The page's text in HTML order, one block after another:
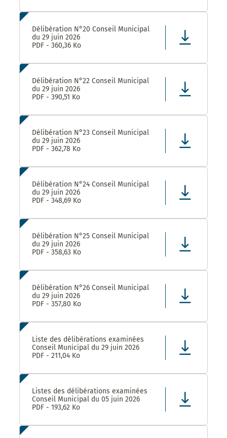
Délibération N°20 Conseil Municipal
du 29 juin 2026
PDF - 360,36 Ko
Délibération N°22 Conseil Municipal
du 29 juin 2026
PDF - 390,51 Ko
Délibération N°23 Conseil Municipal
du 29 juin 2026
PDF - 362,78 Ko
Délibération N°24 Conseil Municipal
du 29 juin 2026
PDF - 348,69 Ko
Délibération N°25 Conseil Municipal
du 29 juin 2026
PDF - 358,63 Ko
Délibération N°26 Conseil Municipal
du 29 juin 2026
PDF - 357,80 Ko
Liste des délibérations examinées
Conseil Municipal du 29 juin 2026
PDF - 211,04 Ko
Listes des délibérations examinées
Conseil Municipal du 05 juin 2026
PDF - 193,62 Ko